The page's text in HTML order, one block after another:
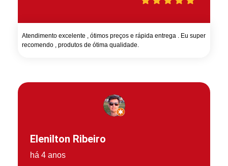
Atendimento excelente , ótimos preços e rápida entrega . Eu super
recomendo , produtos de ótima qualidade.
Elenilton Ribeiro
há 4 anos